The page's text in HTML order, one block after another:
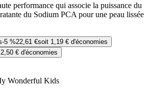
performance qui associe la puissance du
du Sodium PCA pour une peau lissée
-5 %22,61 €soit 1,19 € d'économies
2,50 € d'économies
Wonderful Kids